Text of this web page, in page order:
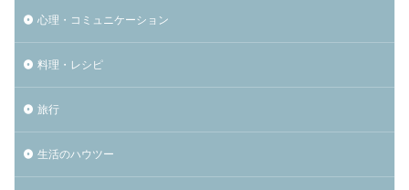
心理・コミュニケーション
料理・レシピ
旅行
生活のハウツー